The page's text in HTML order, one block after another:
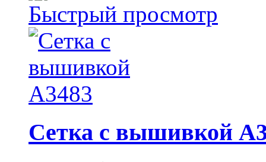
Быстрый просмотр
Сетка с вышивкой